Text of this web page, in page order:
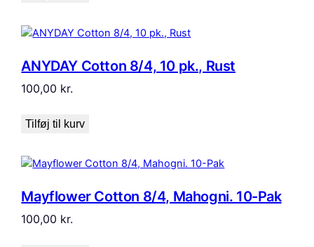
ANYDAY Cotton 8/4, 10 pk., Rust
100,00 kr.
Tilføj til kurv
Mayflower Cotton 8/4, Mahogni. 10-Pak
100,00 kr.